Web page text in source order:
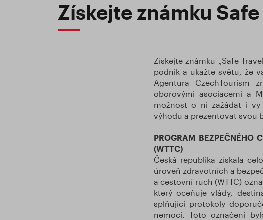
Získejte známku
Získejte známku „Safe
podnik a ukažte světu, že
Agentura CzechTourism
oborovými asociacemi a
možnost o ni zažádat i vy
výhodu a prezentovat svou
PROGRAM BEZPEČNÉHO
(WTTC)
Česká republika získala
úroveň zdravotních a
a cestovní ruch (WTTC)
který oceňuje vlády,
splňující protokoly
nemocí. Toto označení